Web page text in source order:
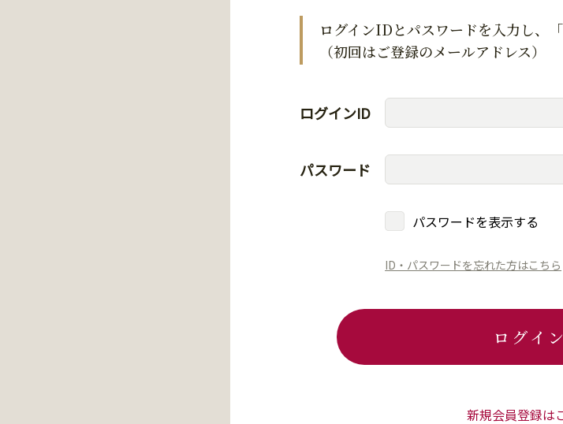
ログインIDとパスワードを入力し、
（初回はご登録のメールアドレス）
ログインID
パスワード
パスワードを表示する
ID・パスワードを忘れた方はこちら
ログイン
新規会員登録は